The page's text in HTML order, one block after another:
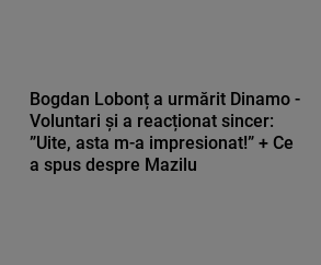
Bogdan Lobonț a urmărit Dinamo -
Voluntari și a reacționat sincer:
”Uite, asta m-a impresionat!” + Ce
a spus despre Mazilu